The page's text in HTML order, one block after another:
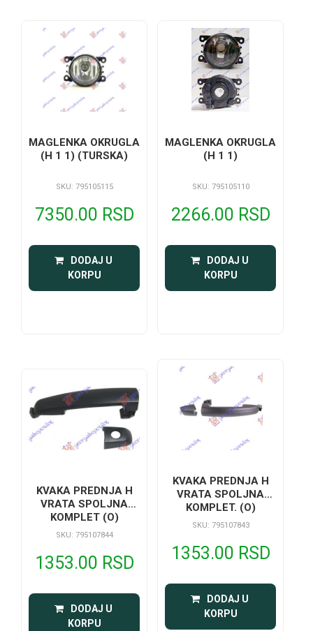
MAGLENKA OKRUGLA
(H 1 1) (TURSKA)
SKU: 795105115
7350.00 RSD
DODAJ U
KORPU
MAGLENKA OKRUGLA
(H 1 1)
SKU: 795105110
2266.00 RSD
DODAJ U
KORPU
KVAKA PREDNJA H
VRATA SPOLJNA
KOMPLET (O)
SKU: 795107844
1353.00 RSD
DODAJ U
KORPU
KVAKA PREDNJA H
VRATA SPOLJNA
KOMPLET. (O)
SKU: 795107843
1353.00 RSD
DODAJ U
KORPU